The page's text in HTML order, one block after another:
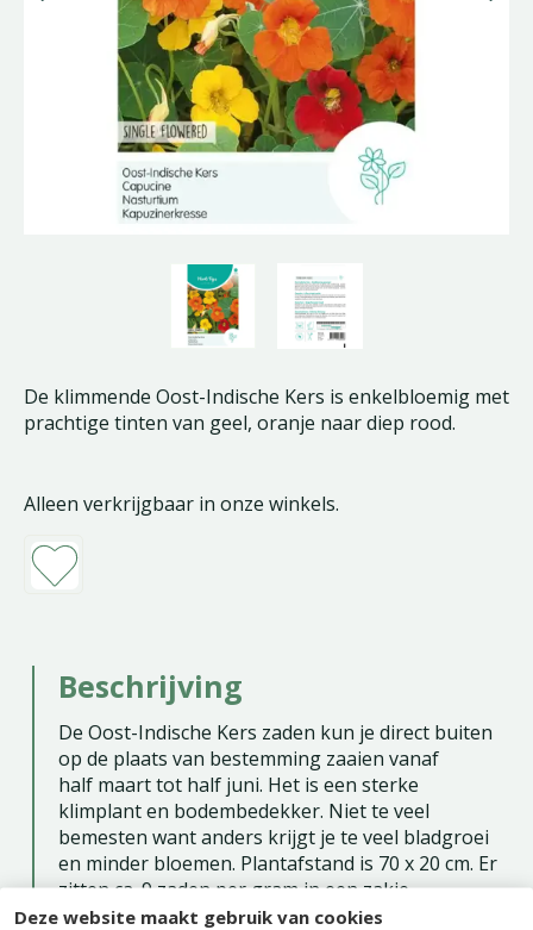
Deze website maakt gebruik van cookies
De klimmende Oost-Indische Kers is enkelbloemig met
prachtige tinten van geel, oranje naar diep rood.
Alleen verkrijgbaar in onze winkels.
Beschrijving
De Oost-Indische Kers zaden kun je direct buiten
op de plaats van bestemming zaaien vanaf
half maart tot half juni. Het is een sterke
klimplant en bodembedekker. Niet te veel
bemesten want anders krijgt je te veel bladgroei
en minder bloemen. Plantafstand is 70 x 20 cm. Er
zitten ca. 9 zaden per gram in een zakje.